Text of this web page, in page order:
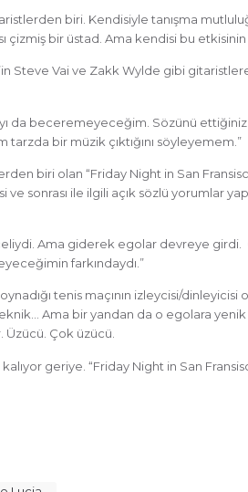
biri. Kendisiyle tanışma
bir üstad. Ama kendisi bu etkisinin
Steve Vai ve Zakk Wylde gibi
Sözünü ettiğiniz
bir müzik çıktığını söyleyemem.”
biri olan “Friday Night in San
sonrası ile ilgili açık sözlü yorumlar
Ama giderek egolar devreye girdi.
farkındaydı.”
tenis maçının izleycisi/
Ama bir yandan da o egolara yenik
Üzücü. Çok üzücü.
geriye. “Friday Night in San